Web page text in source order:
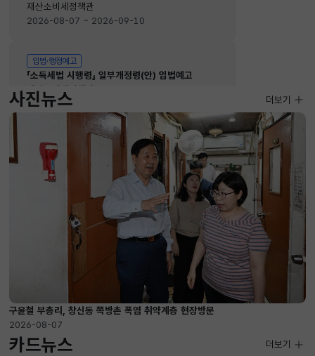
재산소비세정책관
2026-08-07 ~ 2026-09-10
입법·행정예고
「소득세법 시행령」 일부개정령(안) 입법예고
재산소비세정책관
2026-08-07 ~ 2026-09-10
사진뉴스
구윤철 부총리, 창신동 쪽방촌 폭염 취약계층 현장방문
2026-08-07
사진뉴스
더보기
카드뉴스 더보기